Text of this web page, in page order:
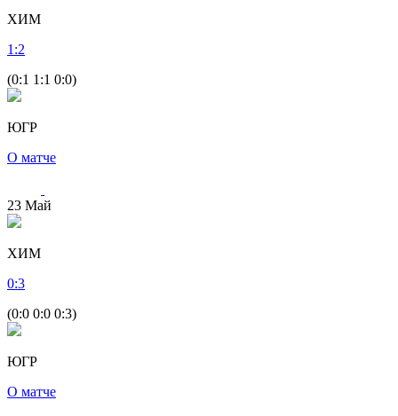
ХИМ
1 :2
(0:1 1:1 0:0)
ЮГР
О матче
23 Май
ХИМ
0:3
(0:0 0:0 0:3)
ЮГР
О матче